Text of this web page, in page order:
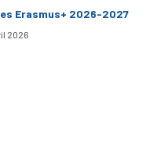
Erasmus+ 2026-2027
2026